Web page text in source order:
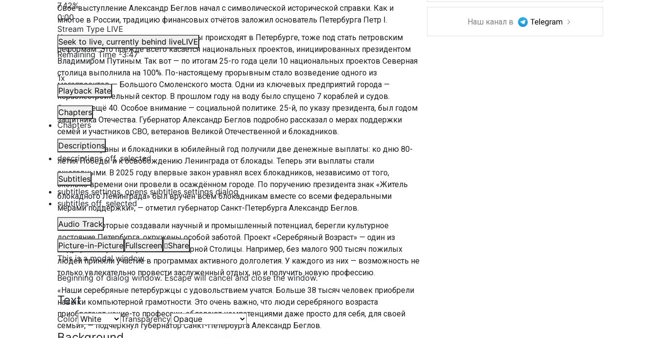
7.42%
0:00
Stream Type LIVE
Seek to live, currently behind liveLIVE
Remaining Time-3:47
1x
Playback Rate
Chapters
Chapters
Descriptions
descriptions off, selected
Subtitles
subtitles settings, opens subtitles settings dialog
subtitles off, selected
Audio Track
Picture-in-Picture Fullscreen
Share
This is a modal window.
Beginning of dialog window. Escape will cancel and close the window.
Text
Color Transparency
Своё выступление Александр Беглов начал с символической исторической справки. Как и
многое в России, традицию финансовых отчётов заложил основатель Петербурга Петр I.
Изменения, которые в последние годы происходят в Петербурге, тоже под стать петровским
реформам. Это прежде всего касается национальных проектов, инициированных президентом
Владимиром Путиным. Так вот — по итогам 25-го года цели 10 национальных проектов Северная
столица выполнила на 100%. По-настоящему прорывным стало возведение одного из
мегапроектов — Большого Смоленского моста. Одни из ключевых предприятий города —
кораблестроительный сектор. В прошлом году на воду было спущено 7 кораблей и судов.
Строится ещё 40. Особое внимание — социальной политике. 25-й, по указу президента, был годом
защитника Отечества. Губернатор Александр Беглов подробно рассказал о мерах поддержки
семей и участников СВО, ветеранов Великой Отечественной и блокадников.
«Наши ветераны и блокадники в юбилейный год получили две денежные выплаты: ко дню 80-
летия Победы и к освобождению Ленинграда от блокады. Теперь эти выплаты стали
ежегодными. В 2025 году впервые закон уравнял всех блокадников, независимо от того,
сколько времени они провели в осаждённом городе. По поручению президента знак «Житель
блокадного Ленинграда» был вручен всем блокадникам вместе со всеми федеральными
мерами поддержки», — отметил губернатор Санкт-Петербурга Александр Беглов.
Горожане, которые создавали научный и промышленный потенциал, берегли культурное
достояние Петербурга, окружены особой заботой. Проект «Серебряный Возраст» — один из
ведущих в стратегии развития Северной Столицы. Например, без малого 900 тысяч пожилых
людей приняли участие в программах активного долголетия. У каждого из них — возможность не
только увлекательно провести заслуженный отдых, но и получить новую профессию.
«Наши серебряные петербуржцы с удовольствием учатся. Больше 38 тысяч человек приобрели
навыки компьютерной грамотности. Это очень важно, что люди серебряного возраста
приобретают какие-то профессии, обладают компетенциями даже просто для себя, для своей
семьи», — подчеркнул губернатор Санкт-Петербурга Александр Беглов.
Наш канал в